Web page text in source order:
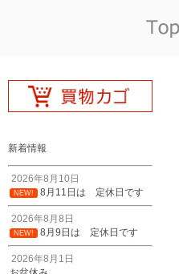
新着情報
2026年8月10日
NEW! 8月11日は 定休日です
2026年8月8日
NEW! 8月9日は 定休日です
2026年8月1日